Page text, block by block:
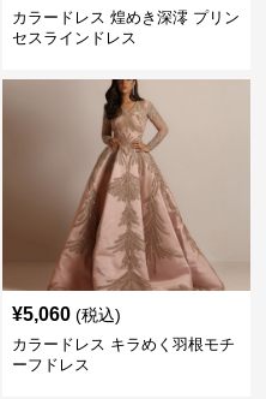
カラードレス 煌めき深澪 プリン
セスラインドレス
¥5,060 (税込)
カラードレス キラめく羽根モチ
ーフドレス